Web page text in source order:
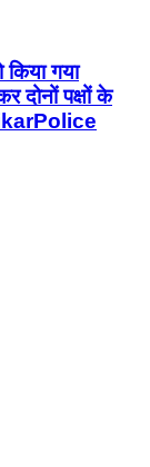
गया
दोनों पक्षों के